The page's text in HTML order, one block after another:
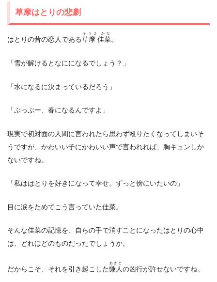
草摩はとりの悲劇
はとりの昔の恋人である草摩 佳菜
そうま かな
。
「雪が解けるとなにになるでしょう？」
「水になるに決まっているだろう」
「ぶっぶー、春になるんですよ」
現実で初対面の人間に言われたら思わず殴りたくなってしまいそ
うですが、かわいい子にかわいい声で言われれば、胸キュンしか
ないですね。
「私ははとりを好きになって幸せ。ずっと傍にいたいの」
目に涙をためてこう言っていた佳菜。
そんな佳菜の記憶を、自らの手で消すことになったはとりの心中
は、どれほどのものだったでしょうか。
だからこそ、それを引き起こした慊人
あきと
の凶行が許せないですね。